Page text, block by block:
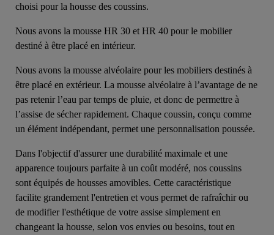
choisi pour la housse des coussins.
Nous avons la mousse HR 30 et HR 40 pour le mobilier
destiné à être placé en intérieur.
Nous avons la mousse alvéolaire pour les mobiliers destinés à
être placé en extérieur. La mousse alvéolaire à l’avantage de ne
pas retenir l’eau par temps de pluie, et donc de permettre à
l’assise de sécher rapidement. Chaque coussin, conçu comme
un élément indépendant, permet une personnalisation poussée.
Dans l'objectif d'assurer une durabilité maximale et une
apparence toujours parfaite à un coût modéré, nos coussins
sont équipés de housses amovibles. Cette caractéristique
facilite grandement l'entretien et vous permet de rafraîchir ou
de modifier l'esthétique de votre assise simplement en
changeant la housse, selon vos envies ou besoins, tout en